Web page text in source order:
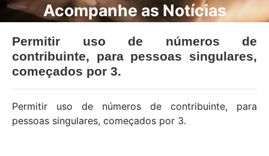
Acompanhe as Notícias
Permitir uso de números de
contribuinte, para pessoas singulares,
começados por 3.
Permitir uso de números de contribuinte, para
pessoas singulares, começados por 3.